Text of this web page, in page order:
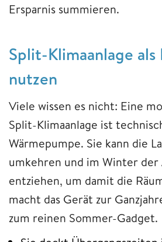
Ersparnis summieren.
Split-Klimaanlage als
nutzen
Viele wissen es nicht: Eine
Split-Klimaanlage ist
Wärmepumpe. Sie kann die
umkehren und im Winter
entziehen, um damit die
macht das Gerät zur
zum reinen Sommer-Gadget.